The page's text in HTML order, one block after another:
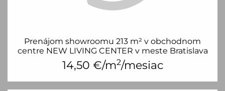
Prenájom showroomu 213 m² v obchodnom
centre NEW LIVING CENTER v meste Bratislava
14,50 €/m2/mesiac